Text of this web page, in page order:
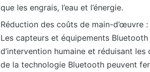
que les engrais, l’eau et l’énergie.
Réduction des coûts de main-d’œuvre :
Les capteurs et équipements
d’intervention humaine et réduisant
de la technologie Bluetooth peuvent